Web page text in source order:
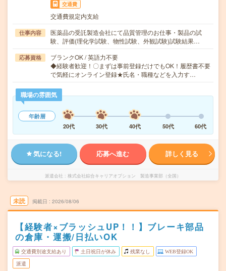
交通費
交通費規定内支給
仕事内容
医薬品の受託製造会社にて品質管理のお仕事・製品の試
験、評価(理化学試験、物性試験、外観試験)試験結果…
応募資格
ブランクOK / 英語力不要
◆経験者歓迎！〇まずは事前登録だけでもOK！履歴書不要
で気軽にオンライン登録★氏名・職種などを入力す…
職場の雰囲気
年齢層
20代
30代 40代 50代 60代
気になる! 応募へ進む 詳しく見る
派遣会社 株式会社綜合キャリアオプション 製造事業部（全国）
未読 掲載日 2026/08/06
【経験者×ブラッシュUP！！】ブレーキ部品
の倉庫・運搬/日払いOK
交通費別途支給あり 土日祝日が休み 残業なし WEB登録OK
派遣